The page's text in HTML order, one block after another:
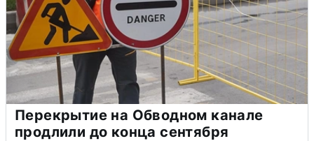
Перекрытие на Обводном канале
продлили до конца сентября